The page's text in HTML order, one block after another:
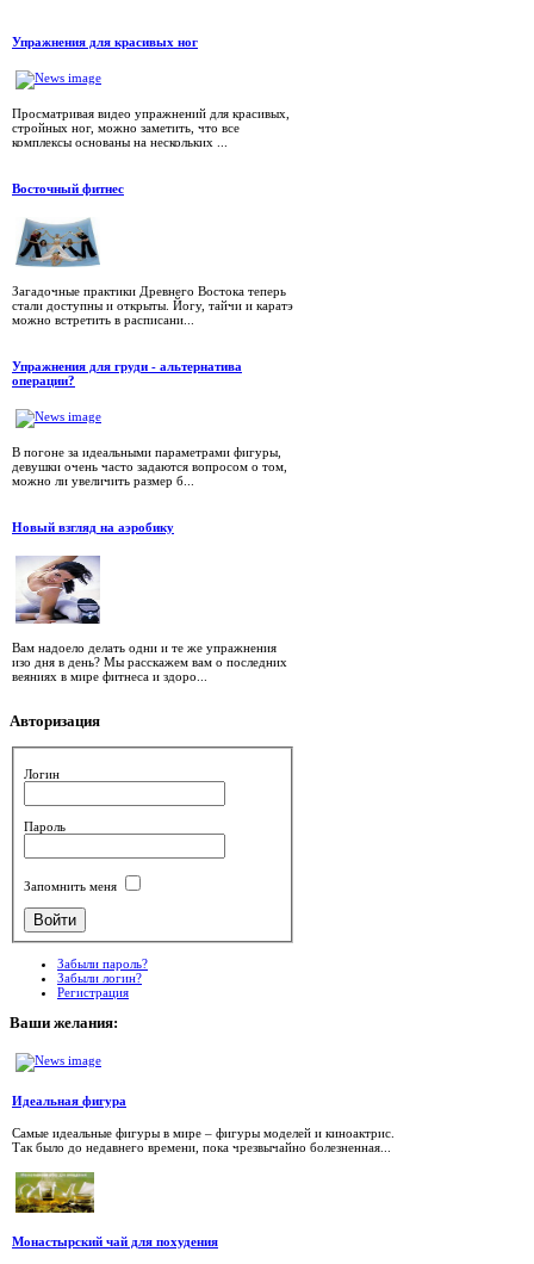
Упражнения для красивых ног
Просматривая видео упражнений для красивых,
стройных ног, можно заметить, что все
комплексы основаны на нескольких ...
Восточный фитнес
Загадочные практики Древнего Востока теперь
стали доступны и открыты. Йогу, тайчи и каратэ
можно встретить в расписани...
Упражнения для груди - альтернатива
операции?
В погоне за идеальными параметрами фигуры,
девушки очень часто задаются вопросом о том,
можно ли увеличить размер б...
Новый взгляд на аэробику
Вам надоело делать одни и те же упражнения
изо дня в день? Мы расскажем вам о последних
веяниях в мире фитнеса и здоро...
Авторизация
Логин
Пароль
Запомнить меня
Забыли пароль?
Забыли логин?
Регистрация
Ваши желания:
Идеальная фигура
Самые идеальные фигуры в мире – фигуры моделей и киноактрис.
Так было до недавнего времени, пока чрезвычайно болезненная...
Монастырский чай для похудения